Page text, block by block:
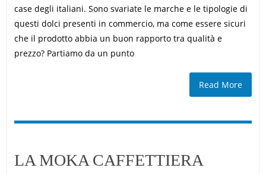
case degli italiani. Sono svariate le marche e le tipologie di
questi dolci presenti in commercio, ma come essere sicuri
che il prodotto abbia un buon rapporto tra qualità e
prezzo? Partiamo da un punto
Read More
LA MOKA CAFFETTIERA